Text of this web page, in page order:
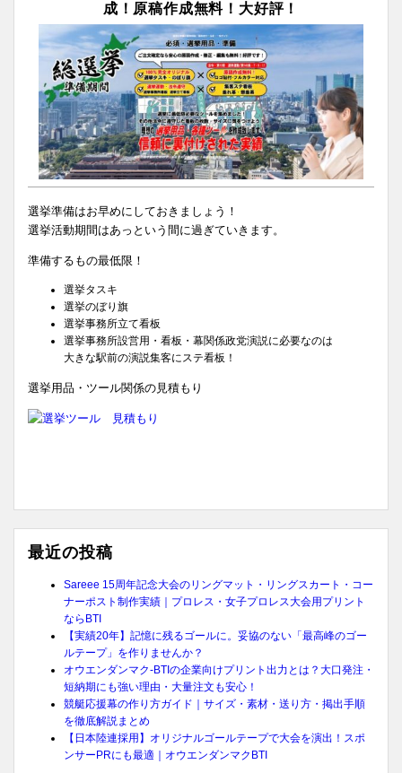
成！原稿作成無料！大好評！
選挙準備はお早めにしておきましょう！
選挙活動期間はあっという間に過ぎていきます。
準備するもの最低限！
選挙タスキ
選挙のぼり旗
選挙事務所立て看板
選挙事務所設営用・看板・幕関係政党演説に必要なのは
大きな駅前の演説集客にステ看板！
選挙用品・ツール関係の見積もり
最近の投稿
Sareee 15周年記念大会のリングマット・リングスカート・コー
ナーポスト制作実績｜プロレス・女子プロレス大会用プリント
ならBTI
【実績20年】記憶に残るゴールに。妥協のない「最高峰のゴー
ルテープ」を作りませんか？
オウエンダンマク-BTIの企業向けプリント出力とは？大口発注・
短納期にも強い理由・大量注文も安心！
競艇応援幕の作り方ガイド｜サイズ・素材・送り方・掲出手順
を徹底解説まとめ
【日本陸連採用】オリジナルゴールテープで大会を演出！スポ
ンサーPRにも最適｜オウエンダンマクBTI